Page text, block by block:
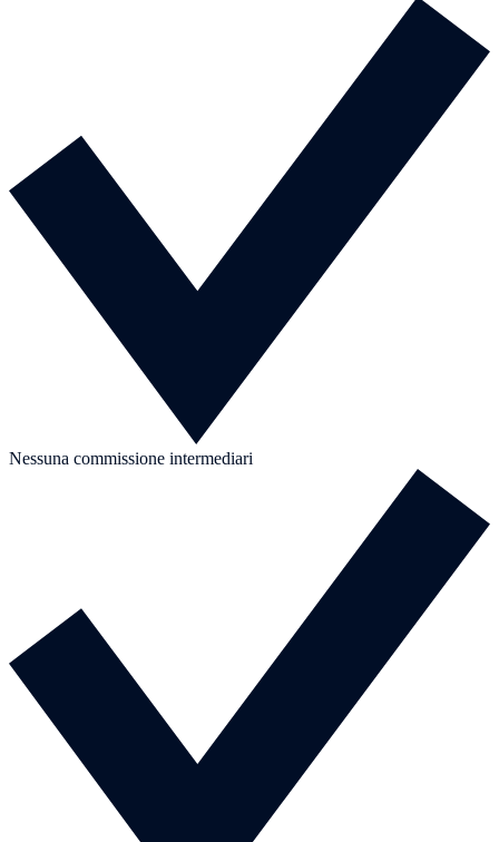
Nessuna commissione intermediari